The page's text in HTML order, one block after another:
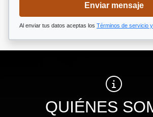
Enviar mensaje
Al enviar tus datos aceptas los Términos de servicio
QUIÉNES